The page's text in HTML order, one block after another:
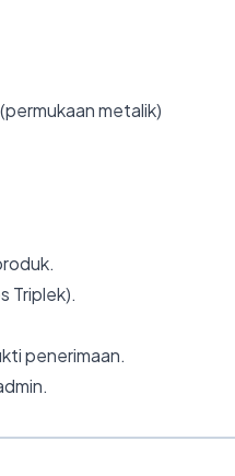
metalik)
Triplek).
penerimaan.